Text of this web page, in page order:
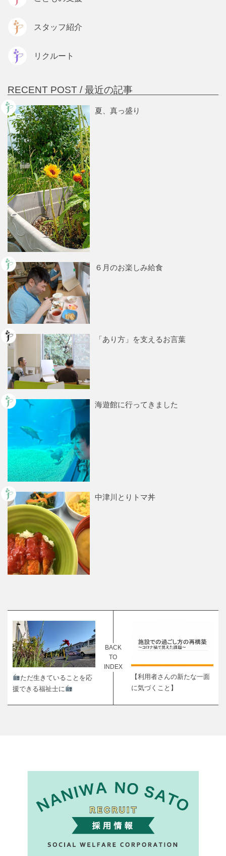
スタッフ紹介
リクルート
RECENT POST /最近の記事
夏、真っ盛り
６月のお楽しみ給食
「あり方」を支えるお言葉
海遊館に行ってきました
中津川とりトマ丼
ただ生きていることを応
援できる福祉士に
BACK
TO
INDEX
【利用者さんの新たな一面
に気づくこと】